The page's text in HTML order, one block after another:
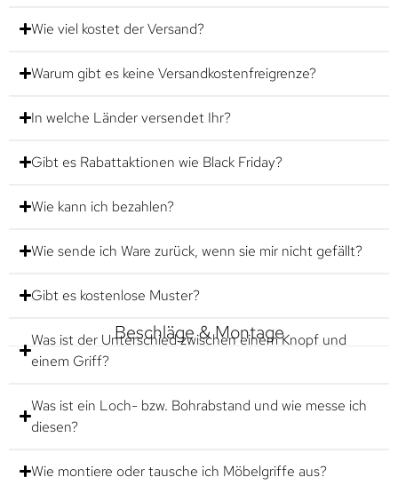
Wie viel kostet der Versand?
Warum gibt es keine Versandkostenfreigrenze?
In welche Länder versendet Ihr?
Gibt es Rabattaktionen wie Black Friday?
Wie kann ich bezahlen?
Wie sende ich Ware zurück, wenn sie mir nicht gefällt?
Gibt es kostenlose Muster?
Beschläge & Montage
Was ist der Unterschied zwischen einem Knopf und
einem Griff?
Was ist ein Loch- bzw. Bohrabstand und wie messe ich
diesen?
Wie montiere oder tausche ich Möbelgriffe aus?